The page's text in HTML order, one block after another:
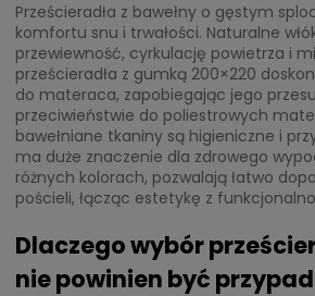
Prześcieradła z bawełny o gęstym
komfortu snu i trwałości. Naturalne
przewiewność, cyrkulację powietrza i
prześcieradła z gumką 200×220
do materaca, zapobiegając jego
przeciwieństwie do poliestrowych
bawełniane tkaniny są higieniczne i
ma duże znaczenie dla zdrowego
różnych kolorach, pozwalają łatwo
pościeli, łącząc estetykę z
Dlaczego wybór
nie powinien być